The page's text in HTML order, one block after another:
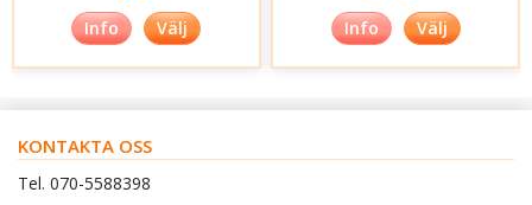
Info Välj Info Välj
KONTAKTA OSS
Tel. 070-5588398